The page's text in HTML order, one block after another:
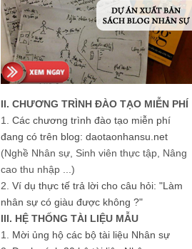
II. CHƯƠNG TRÌNH ĐÀO TẠO MIỄN PHÍ
1. Các chương trình đào tạo miễn phí
đang có trên blog: daotaonhansu.net
(Nghề Nhân sự, Sinh viên thực tập, Nâng
cao thu nhập ...)
2. Ví dụ thực tế trả lời cho câu hỏi: "Làm
nhân sự có giàu được không ?"
III. HỆ THỐNG TÀI LIỆU MẪU
1. Mời ủng hộ các bộ tài liệu Nhân sự